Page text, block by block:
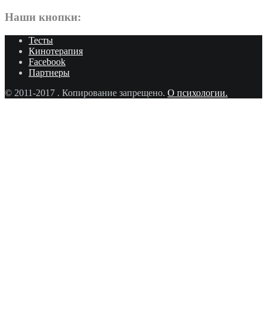
Наши кнопки:
Тесты
Кинотерапия
Facebook
Партнеры
© 2011-2017 . Копирование запрещено. О психологии.